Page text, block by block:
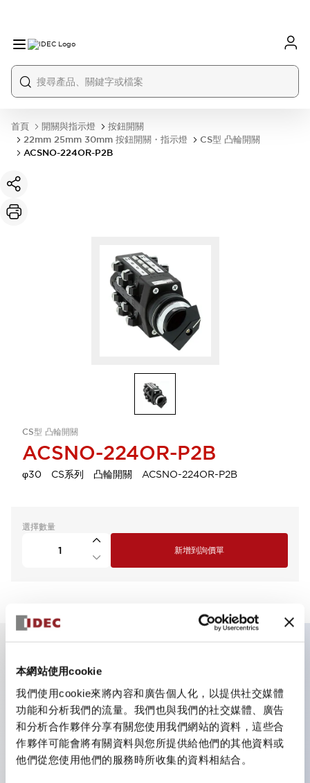
本網站使用cookie
我們使用cookie來將內容和廣告個人化，以提供社交媒體
功能和分析我們的流量。我們也與我們的社交媒體、廣告
和分析合作夥伴分享有關您使用我們網站的資料，這些合
作夥伴可能會將有關資料與您所提供給他們的其他資料或
他們從您使用他們的服務時所收集的資料相結合。
首頁 開關與指示燈
按鈕開關
22mm 25mm 30mm 按鈕開關・指示燈
CS型 凸輪開關
ACSNO-224OR-P2B
CS型 凸輪開關
ACSNO-224OR-P2B
φ30 CS系列 凸輪開關 ACSNO-224OR-P2B
選擇數量
新增到詢價單
主要特點
CS型凸輪開關是方便用於設備的開關和切換，適用範圍廣
泛的操作開關器。
提供72種標準迴路
透過6種形式與接點模組段數的組合，可實現各種接點構